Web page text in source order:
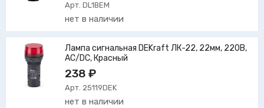
Арт. DL1BEM
нет в наличии
Лампа сигнальная DEKraft ЛК-22, 22мм, 220В,
AC/DC, Красный
238 ₽
Арт. 25119DEK
нет в наличии